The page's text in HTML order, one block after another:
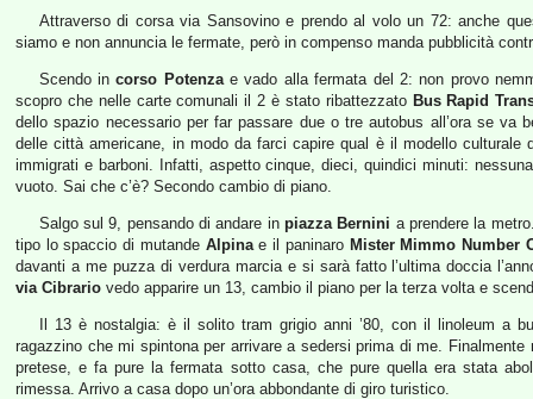
Attraverso di corsa via Sansovino e prendo al volo un 72: anche
siamo e non annuncia le fermate, però in compenso manda pubblicità
Scendo incorso Potenzae vado alla fermata del 2: non provo
scopro che nelle carte comunali il 2 è stato ribattezzato Bus Rapid
dello spazio necessario per far passare due o tre autobus all’ora se va
delle città americane, in modo da farci capire qual è il modello
immigrati e barboni. Infatti, aspetto cinque, dieci, quindici minuti:
vuoto. Sai che c’è? Secondo cambio di piano.
Salgo sul 9, pensando di andare in piazza Bernini a prendere la
tipo lo spaccio di mutande Alpinae il paninaro Mister Mimmo Number
davanti a me puzza di verdura marcia e si sarà fatto l’ultima doccia
via Cibrario vedo apparire un 13, cambio il piano per la terza volta e
Il 13 è nostalgia: è il solito tram grigio anni ’80, con il linoleum a
ragazzino che mi spintona per arrivare a sedersi prima di me.
pretese, e fa pure la fermata sotto casa, che pure quella era stata
rimessa. Arrivo a casa dopo un’ora abbondante di giro turistico.